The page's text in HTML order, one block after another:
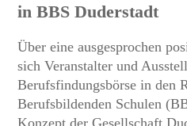
in BBS Duderstadt
Über eine ausgesprochen
sich Veranstalter und
Berufsfindungsbörse in den
Berufsbildenden Schulen
Konzept der Gesellschaft